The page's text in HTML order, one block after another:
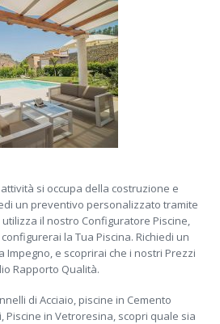
si occupa della costruzione e
un preventivo personalizzato tramite
il nostro Configuratore Piscine,
la Tua Piscina. Richiedi un
e scoprirai che i nostri Prezzi
Rapporto Qualità.
di Acciaio, piscine in Cemento
Piscine in Vetroresina, scopri quale sia